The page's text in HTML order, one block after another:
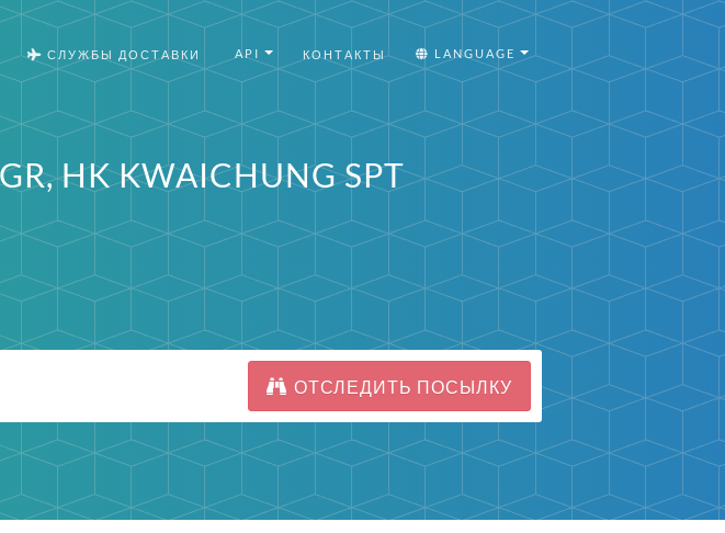
СЛУЖБЫ ДОСТАВКИ API КОНТАКТЫ LANGUAGE
HK KWAICHUNG SPT
ОТСЛЕДИТЬ ПОСЫЛКУ